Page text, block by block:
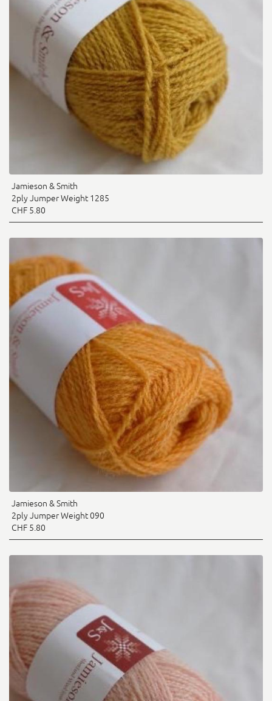
Jamieson & Smith
2ply Jumper Weight 1285
CHF 5.80
Jamieson & Smith
2ply Jumper Weight 090
CHF 5.80